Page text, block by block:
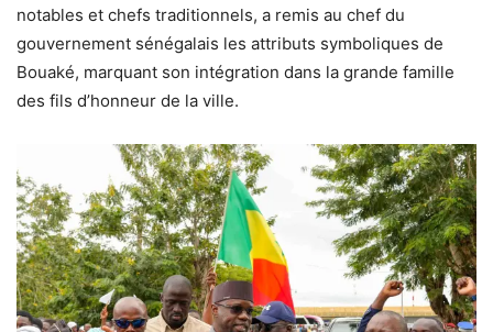
notables et chefs traditionnels, a remis au chef du
gouvernement sénégalais les attributs symboliques de
Bouaké, marquant son intégration dans la grande famille
des fils d’honneur de la ville.